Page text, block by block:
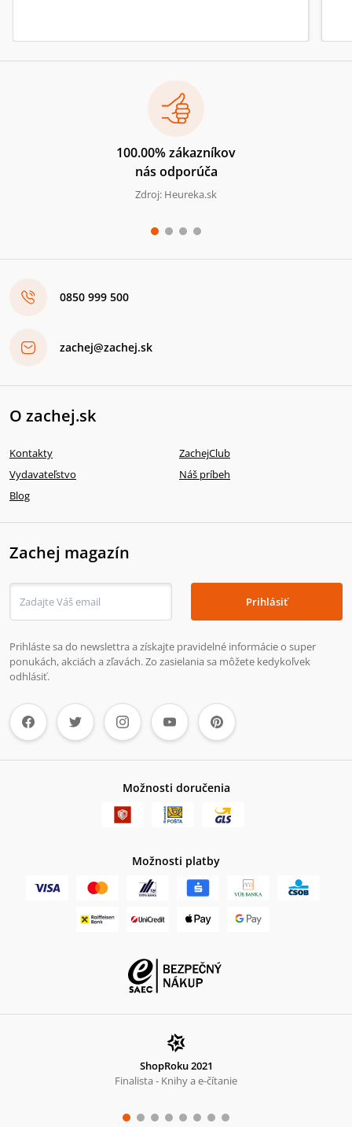
100.00% zákazníkov
nás odporúča
Zdroj: Heureka.sk
0850 999 500
zachej@zachej.sk
O zachej.sk
Kontakty
ZachejClub
Vydavateľstvo
Náš príbeh
Blog
Zachej magazín
Prihlásiť
Prihláste sa do newslettra a získajte pravidelné informácie o super
ponukách, akciách a zľavách. Zo zasielania sa môžete kedykoľvek
odhlásiť.
Možnosti doručenia
Možnosti platby
ShopRoku 2021
Finalista - Knihy a e-čítanie